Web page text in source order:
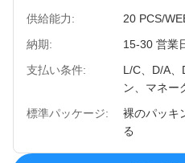
供給能力:
20 PCS/
納期:
15-30 営業
支払い条件:
L/C、D/A
ン、マネー
標準パッケージ:
裸のパッキ
る